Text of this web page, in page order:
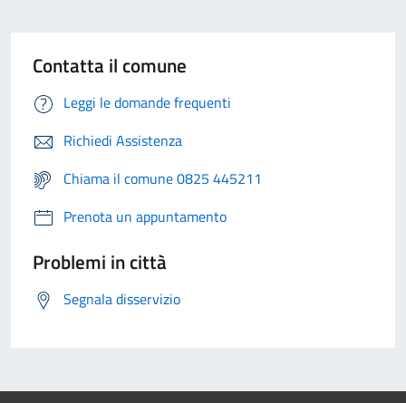
Contatta il comune
Leggi le domande frequenti
Richiedi Assistenza
Chiama il comune 0825 445211
Prenota un appuntamento
Problemi in città
Segnala disservizio